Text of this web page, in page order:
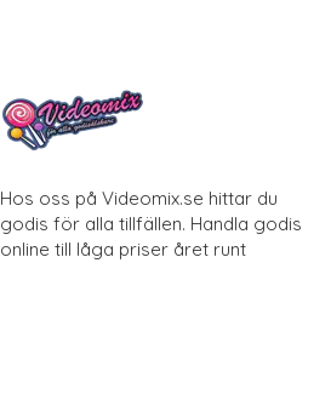
Hos oss på Videomix.se hittar du
godis för alla tillfällen. Handla godis
online till låga priser året runt